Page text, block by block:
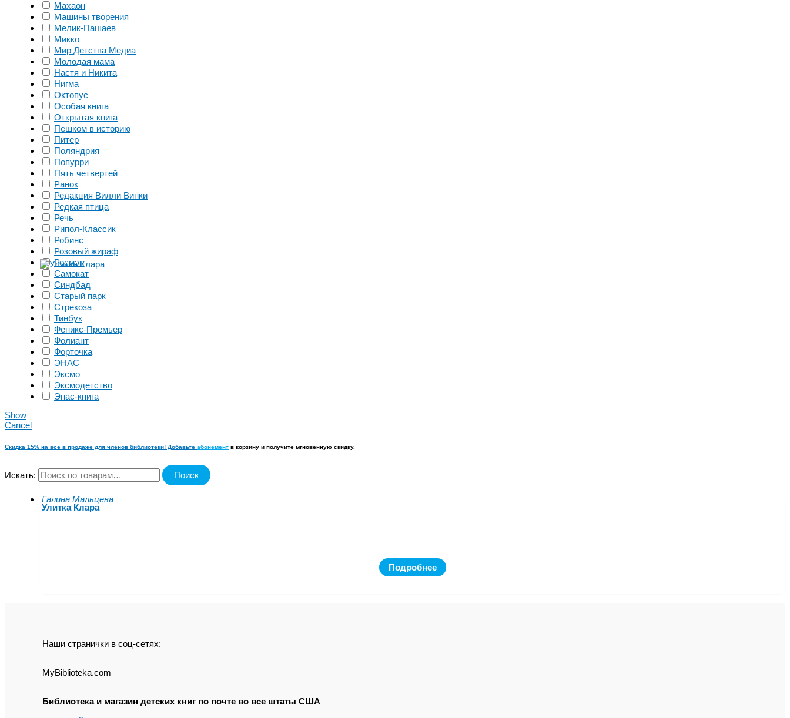
Махаон
Машины творения
Мелик-Пашаев
Микко
Мир Детства Медиа
Молодая мама
Настя и Никита
Нигма
Октопус
Особая книга
Открытая книга
Пешком в историю
Питер
Поляндрия
Попурри
Пять четвертей
Ранок
Редакция Вилли Винки
Редкая птица
Речь
Рипол-Классик
Робинс
Розовый жираф
Росмэн
Самокат
Синдбад
Старый парк
Стрекоза
Тинбук
Феникс-Премьер
Фолиант
Форточка
ЭНАС
Эксмо
Эксмодетство
Энас-книга
Show
Cancel
Скидка 15% на всё в продаже для членов библиотеки! Добавьте абонемент в корзину и получите мгновенную скидку.
Искать: Поиск
В библиотеке
Галина Мальцева
Улитка Клара
Подробнее
Наши странички в соц-сетях:
MyBiblioteka.com
Библиотека и магазин детских книг по почте во все штаты США